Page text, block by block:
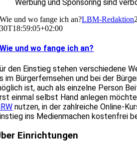
Werbung und Sponsoring sind
Wie und wo fange ich an?LBM-Redaktion
30T18:59:05+02:00
Wie und wo fange ich an?
den Einstieg stehen verschiedene
im Bürgerfernsehen und bei der
ist, auch als einzelne Person
einmal selbst Hand anlegen
nutzen, in der zahlreiche Online-
ins Medienmachen kostenfrei
Einrichtungen